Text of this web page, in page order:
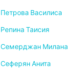
Петрова Василиса
Репина Таисия
Семерджан Милана
Сеферян Анита